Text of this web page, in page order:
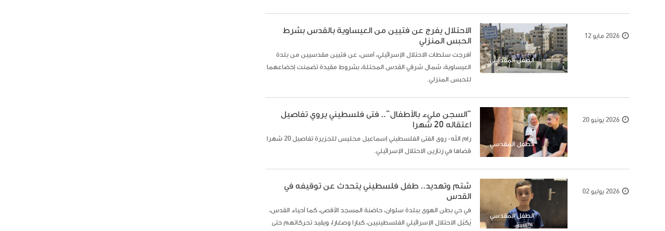
2026 مايو 12
الطفل المقدسي
الاحتلال يفرج عن فتيين من العيساوية بالقدس بشرط
الحبس المنزلي
أفرجت سلطات الاحتلال الإسرائيلي، أمس، عن فتيين مقدسيين من بلدة
العيساوية، شمال شرقي القدس المحتلة، بشروط مقيدة تضمنت إخضاعهما
للحبس المنزلي.
2026 يونيو 20
الطفل المقدسي
"السجن مليء بالأطفال".. فتى فلسطيني يروي تفاصيل
اعتقاله 20 شهرا
رام الله- روى الفتى الفلسطيني إسماعيل محليس للجزيرة تفاصيل 20 شهرا
قضاها في زنازين الاحتلال الإسرائيلي.
2026 يوليو 02
الطفل المقدسي
شتم وتهديد.. طفل فلسطيني يتحدث عن توقيفه في
القدس
في حي بطن الهوى ببلدة سلوان، حاضنة المسجد الأقصى، كما أحياء القدس،
يُكبّل الاحتلال الإسرائيلي الفلسطينيين، كبارا وصغارا، ويقيد تحركاتهم حتى